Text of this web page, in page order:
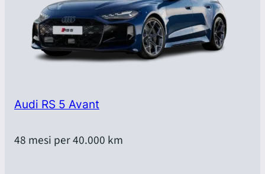
Audi RS 5 Avant
48 mesi per 40.000 km